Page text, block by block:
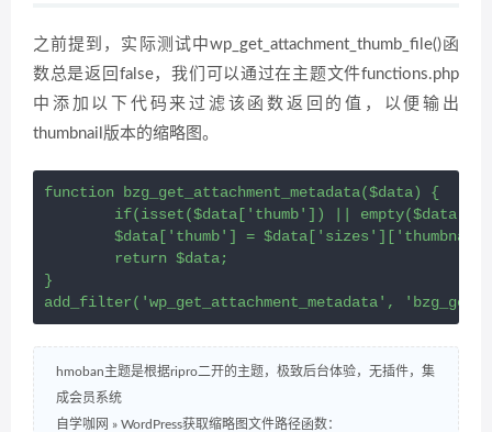
之前提到，实际测试中wp_get_attachment_thumb_file()函
数总是返回false，我们可以通过在主题文件functions.php
中添加以下代码来过滤该函数返回的值，以便输出
thumbnail版本的缩略图。
function bzg_get_attachment_metadata($data) {
}
add_filter('wp_get_attachment_metadata',
hmoban主题是根据ripro二开的主题，极致后台体验，无插件，集
成会员系统
自学咖网 » WordPress获取缩略图文件路径函数：